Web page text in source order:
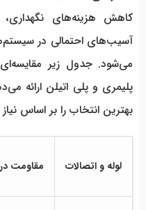
کاهش هزینه‌های
آسیب‌های احتمالی در
می‌شود. جدول زیر مقایسه‌ای
پلیمری و پلی اتیلن ارائه
بهترین انتخاب را بر اساس
لوله و اتصالات مقاومت در